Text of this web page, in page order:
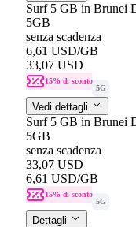
Surf 5 GB in Brunei
5GB
senza scadenza
6,61 USD/GB
33,07 USD
15% di sconto
5G
Vedi dettagli
Surf 5 GB in Brunei
5GB
senza scadenza
33,07 USD
6,61 USD/GB
15% di sconto
5G
Dettagli